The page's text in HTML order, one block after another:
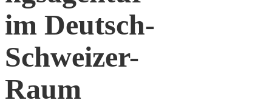
im Deutsch-
Schweizer-
Raum